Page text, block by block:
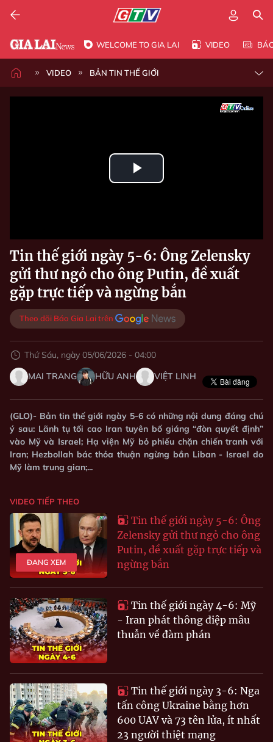
WELCOME TO GIA LAI VIDEO
VIDEO BẢN TIN THẾ GIỚI
Play
Tin thế giới ngày 5-6: Ông Zelensky
gửi thư ngỏ cho ông Putin, đề xuất
gặp trực tiếp và ngừng bắn
Theo dõi Báo Gia Lai trên
Thứ Sáu, ngày 05/06/2026 - 04:00
MAI TRANG
HỮU ANH VIỆT LINH
(GLO)- Bản tin thế giới ngày 5-6 có những nội dung đáng chú
ý sau: Lãnh tụ tối cao Iran tuyên bố giáng “đòn quyết định”
vào Mỹ và Israel; Hạ viện Mỹ bỏ phiếu chặn chiến tranh với
Iran; Hezbollah bác thỏa thuận ngừng bắn Liban - Israel do
Mỹ làm trung gian;...
VIDEO TIẾP THEO
ĐANG XEM
Tin thế giới ngày 5-6: Ông
Zelensky gửi thư ngỏ cho ông
Putin, đề xuất gặp trực tiếp và
ngừng bắn
Tin thế giới ngày 4-6: Mỹ
- Iran phát thông điệp mâu
thuẫn về đàm phán
Tin thế giới ngày 3-6: Nga
tấn công Ukraine bằng hơn
600 UAV và 73 tên lửa, ít nhất
23 người thiệt mạng